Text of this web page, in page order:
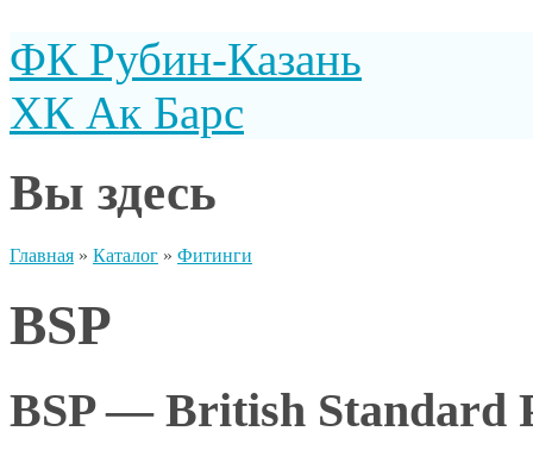
ФК Рубин-Казань
ХК Ак Барс
Вы здесь
Главная » Каталог » Фитинги
BSP
BSP — British Standard